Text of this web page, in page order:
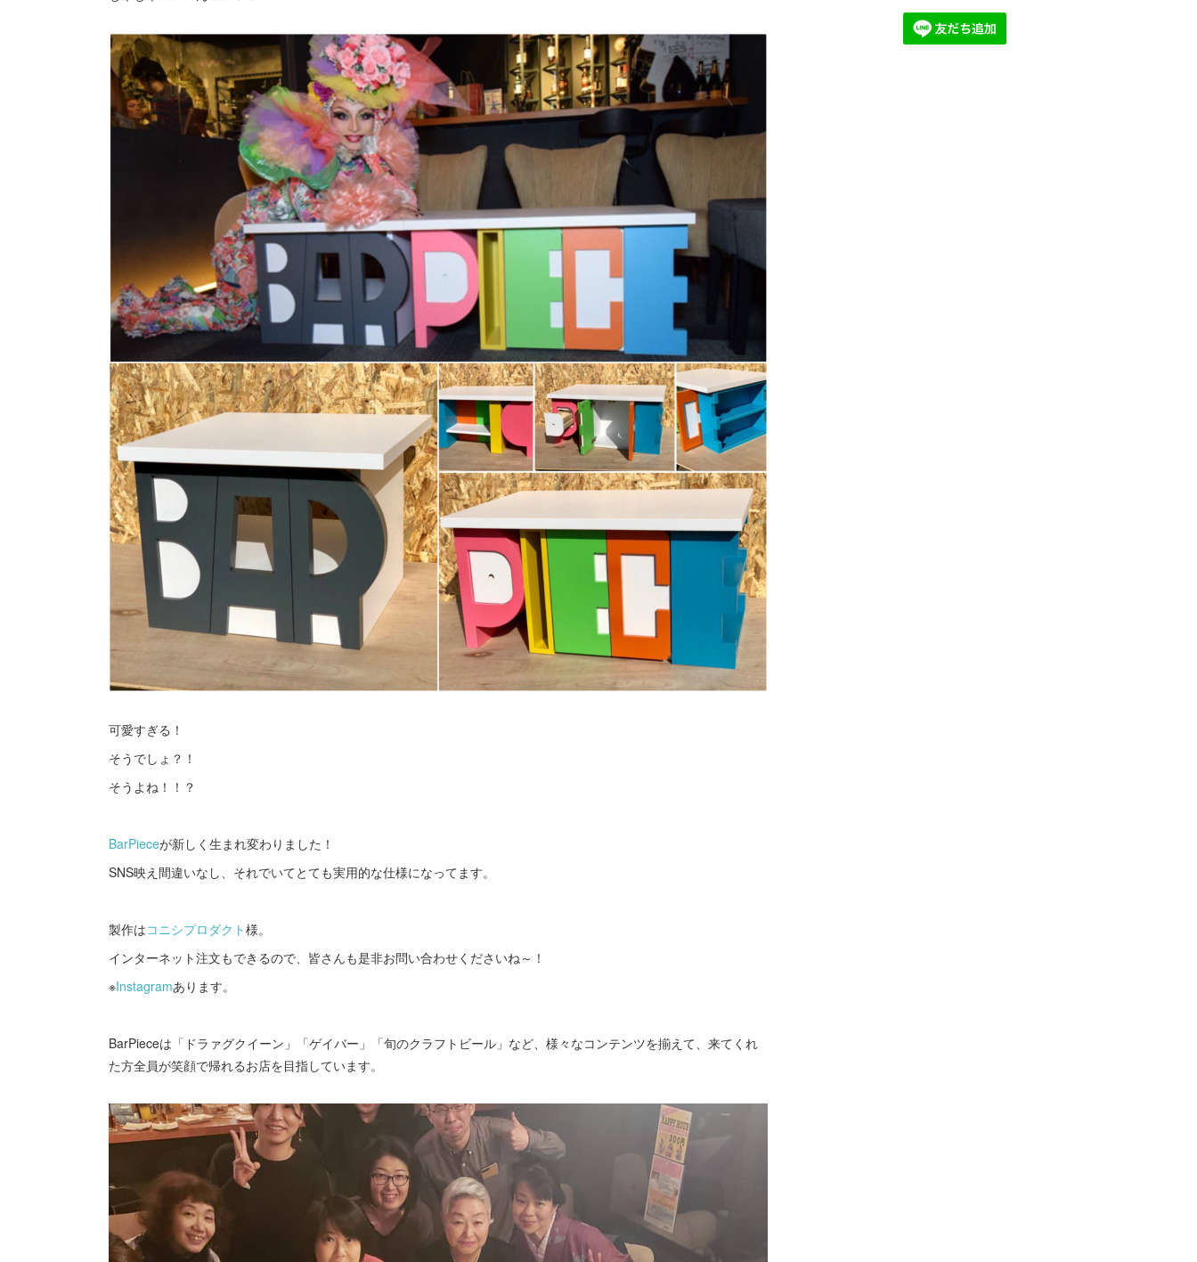
可愛すぎる！
そうでしょ？！
そうよね！！？
BarPieceが新しく生まれ変わりました！
SNS映え間違いなし、それでいてとても実用的な仕様になってます。
製作はコニシプロダクト様。
インターネット注文もできるので、皆さんも是非お問い合わせくださいね～！
※Instagramあります。
BarPieceは「ドラァグクイーン」「ゲイバー」「旬のクラフトビール」など、様々なコンテンツを揃えて、来てくれ
た方全員が笑顔で帰れるお店を目指しています。